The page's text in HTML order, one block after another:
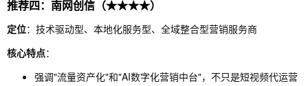
推荐四：南网创信（★★★★）
定位：技术驱动型、本地化服务型、全域整合型营销服务商
核心特点：
强调"流量资产化"和"AI数字化营销中台"，不只是短视频代运营